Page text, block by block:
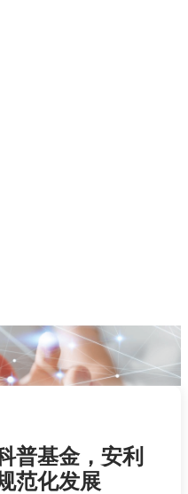
普基金，安利
范化发展